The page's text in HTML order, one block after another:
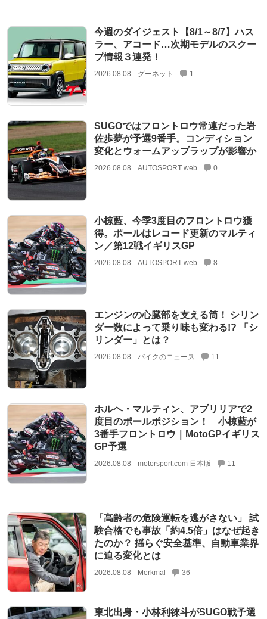
今週のダイジェスト【8/1～8/7】ハス
ラー、アコード…次期モデルのスクー
プ情報３連発！
2026.08.08 グーネット 1
SUGOではフロントロウ常連だった岩
佐歩夢が予選9番手。コンディション
変化とウォームアップラップが影響か
2026.08.08 AUTOSPORT web 0
小椋藍、今季3度目のフロントロウ獲
得。ポールはレコード更新のマルティ
ン／第12戦イギリスGP
2026.08.08 AUTOSPORT web 8
エンジンの心臓部を支える筒！ シリン
ダー数によって乗り味も変わる!? 「シ
リンダー」とは？
2026.08.08 バイクのニュース 11
ホルヘ・マルティン、アプリリアで2
度目のポールポジション！ 小椋藍が
3番手フロントロウ｜MotoGPイギリス
GP予選
2026.08.08 motorsport.com 日本版 11
「高齢者の危険運転を逃がさない」 試
験合格でも事故「約4.5倍」はなぜ起き
たのか？ 揺らぐ安全基準、自動車業界
に迫る変化とは
2026.08.08 Merkmal 36
東北出身・小林利徠斗がSUGO戦予選